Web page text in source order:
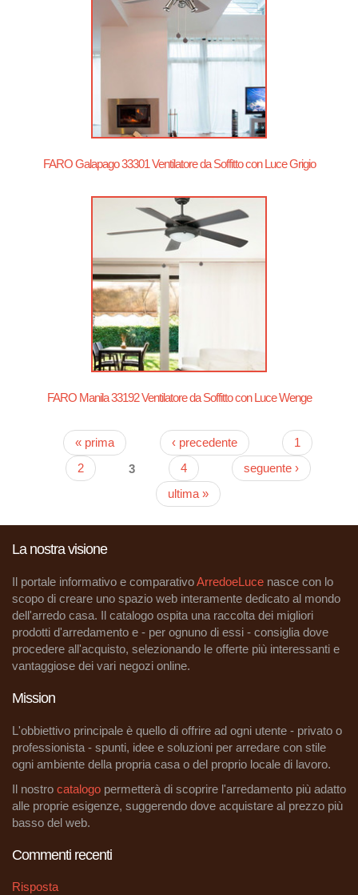
FARO Galapago 33301 Ventilatore da Soffitto con Luce Grigio
FARO Manila 33192 Ventilatore da Soffitto con Luce Wenge
« prima ‹ precedente
1
2
3 4
seguente ›
ultima »
La nostra visione
Il portale informativo e comparativoArredoeLuce nasce con lo
scopo di creare uno spazio web interamente dedicato al mondo
dell'arredo casa. Il catalogo ospita una raccolta dei migliori
prodotti d'arredamento e - per ognuno di essi - consiglia dove
procedere all'acquisto, selezionando le offerte più interessanti e
vantaggiose dei vari negozi online.
Mission
L'obbiettivo principale è quello di offrire ad ogni utente - privato o
professionista - spunti, idee e soluzioni per arredare con stile
ogni ambiente della propria casa o del proprio locale di lavoro.
Il nostro catalogo permetterà di scoprire l'arredamento più adatto
alle proprie esigenze, suggerendo dove acquistare al prezzo più
basso del web.
Commenti recenti
Risposta